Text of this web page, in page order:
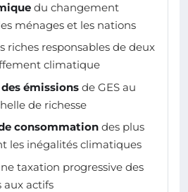
du changement
ménages et les nations
riches responsables de deux
climatique
émissions de GES au
de richesse
consommation des plus
les inégalités climatiques
taxation progressive des
aux actifs